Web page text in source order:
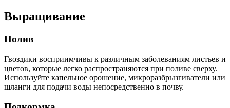
Выращивание
Полив
Гвоздики восприимчивы к различным заболеваниям листьев и
цветов, которые легко распространяются при поливе сверху.
Используйте капельное орошение, микроразбрызгиватели или
шланги для подачи воды непосредственно в почву.